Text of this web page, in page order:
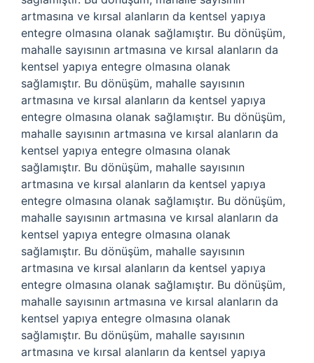
artmasına ve kırsal alanların da kentsel yapıya
entegre olmasına olanak sağlamıştır. Bu dönüşüm,
mahalle sayısının artmasına ve kırsal alanların da
kentsel yapıya entegre olmasına olanak
sağlamıştır. Bu dönüşüm, mahalle sayısının
artmasına ve kırsal alanların da kentsel yapıya
entegre olmasına olanak sağlamıştır. Bu dönüşüm,
mahalle sayısının artmasına ve kırsal alanların da
kentsel yapıya entegre olmasına olanak
sağlamıştır. Bu dönüşüm, mahalle sayısının
artmasına ve kırsal alanların da kentsel yapıya
entegre olmasına olanak sağlamıştır. Bu dönüşüm,
mahalle sayısının artmasına ve kırsal alanların da
kentsel yapıya entegre olmasına olanak
sağlamıştır. Bu dönüşüm, mahalle sayısının
artmasına ve kırsal alanların da kentsel yapıya
entegre olmasına olanak sağlamıştır. Bu dönüşüm,
mahalle sayısının artmasına ve kırsal alanların da
kentsel yapıya entegre olmasına olanak
sağlamıştır. Bu dönüşüm, mahalle sayısının
artmasına ve kırsal alanların da kentsel yapıya